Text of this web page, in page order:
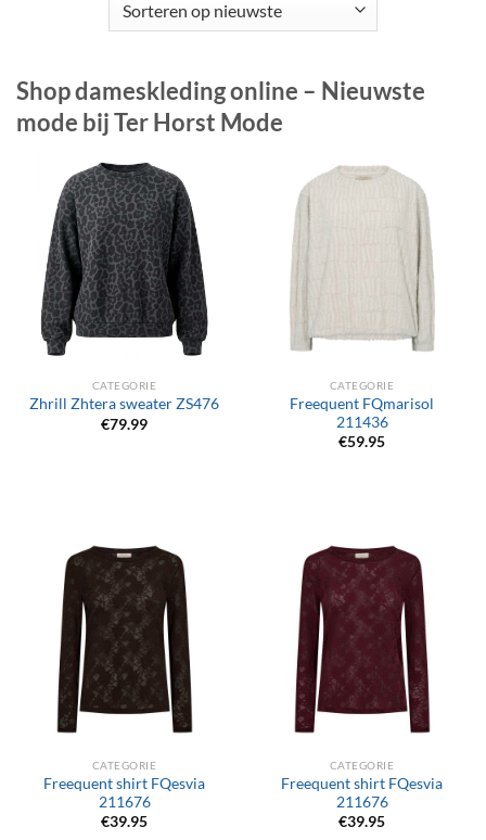
Shop dameskleding online – Nieuwste
mode bij Ter Horst Mode
CATEGORIE
Zhrill Zhtera sweater ZS476
€79.99
CATEGORIE
Freequent FQmarisol
211436
€59.95
CATEGORIE
Freequent shirt FQesvia
211676
€39.95
CATEGORIE
Freequent shirt FQesvia
211676
€39.95